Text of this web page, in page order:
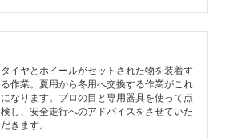
タイヤとホイールがセットされた物を装着す
る作業。夏用から冬用へ交換する作業がこれ
になります。プロの目と専用器具を使って点
検し、安全走行へのアドバイスをさせていた
だきます。